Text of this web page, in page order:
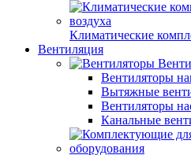
Климатические
Вентиляция
Вентиляторы
Вытяжные
Вентиляторы
Канальные